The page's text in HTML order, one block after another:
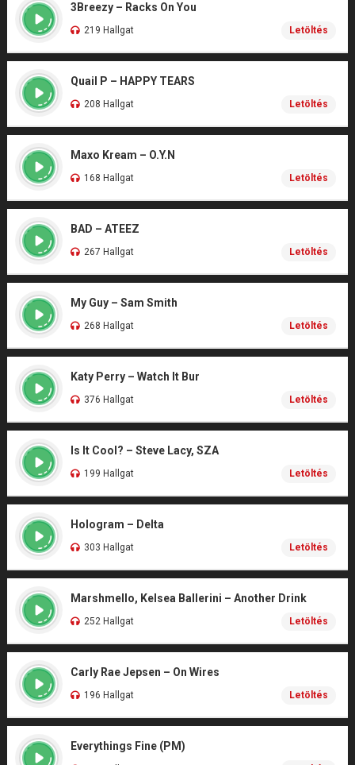
3Breezy – Racks On You
219 Hallgat Letöltés
Quail P – HAPPY TEARS
208 Hallgat Letöltés
Maxo Kream – O.Y.N
168 Hallgat Letöltés
BAD – ATEEZ
267 Hallgat Letöltés
My Guy – Sam Smith
268 Hallgat Letöltés
Katy Perry – Watch It Bur
376 Hallgat Letöltés
Is It Cool? – Steve Lacy, SZA
199 Hallgat Letöltés
Hologram – Delta
303 Hallgat Letöltés
Marshmello, Kelsea Ballerini – Another Drink
252 Hallgat Letöltés
Carly Rae Jepsen – On Wires
196 Hallgat Letöltés
Everythings Fine (PM)